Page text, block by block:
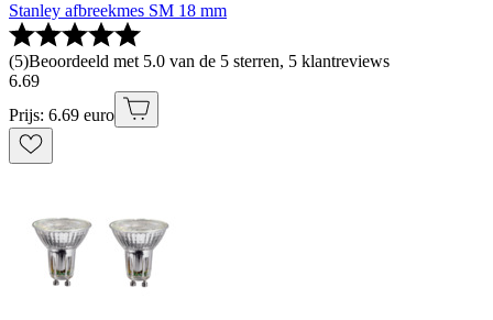
Stanley afbreekmes SM 18 mm
(5)Beoordeeld met 5.0 van de 5 sterren, 5 klantreviews
6.69
Prijs: 6.69 euro